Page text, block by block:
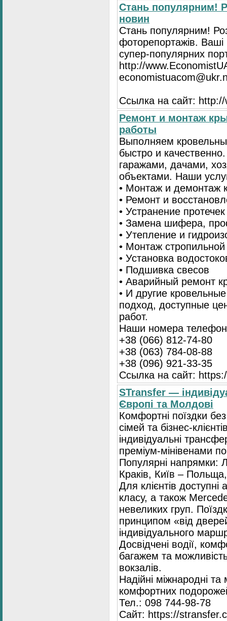
Стань популярним!
новин
Стань популярним!
фоторепортажів. Ваші
супер-популярних
http://
Ссылка на сайт:
Ремонт и монтаж
работы
Выполняем
быстро и
гаражами, дачами,
объектами. Наши
• Монтаж и демонтаж
• Ремонт и
• Устранение протечек
• Замена шифера,
• Утепление и
• Монтаж
• Установка
• Подшивка свесов
• Аварийный ремонт
• И другие
подход, доступные
работ.
Наши номера
+38 (066) 812-74-80
+38 (063) 784-08-88
+38 (096) 921-33-35
Ссылка на сайт:
STransfer —
Європі та Молдові
Комфортні поїздки
сімей та бізнес-
індивідуальні
преміум-мінівенами
Популярні напрямки:
Краків, Київ –
Для клієнтів
класу, а також
невеликих груп.
принципом «від
індивідуального
Досвідчені водії,
багажем та
вокзалів.
Надійні міжнародні
комфортних
Тел.: 098 744-98-78
Сайт: https://